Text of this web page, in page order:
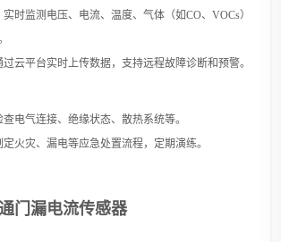
实时监测电压、电流、温度、气体（如CO、VOCs）
过云平台实时上传数据，支持远程故障诊断和预警。
查电气连接、绝缘状态、散热系统等。
定火灾、漏电等应急处置流程，定期演练。
门漏电流传感器